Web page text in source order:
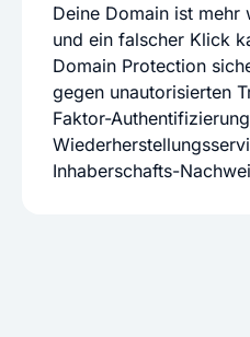
Deine Domain ist mehr
und ein falscher Klick
Domain Protection
gegen unautorisierten
Faktor-
Inhaberschafts-